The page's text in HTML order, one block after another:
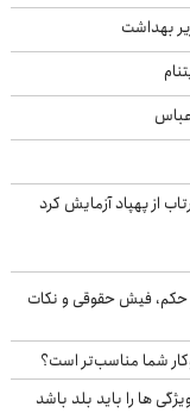
بهداشت
از پهپاد آزمایش کرد
حکم، فیش حقوقی و نکات
شما مناسب‌تر است؟
ها را باید بلد باشد